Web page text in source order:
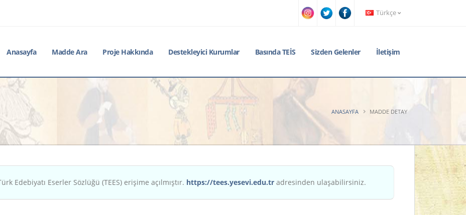
Türkçe
Anasayfa Madde Ara Proje Hakkında Destekleyici Kurumlar Basında TEİS Sizden Gelenler İletişim
ANASAYFA MADDE DETAY
Edebiyatı Eserler Sözlüğü (TEES) erişime açılmıştır. https://tees.yesevi.edu.tr adresinden ulaşabilirsiniz.